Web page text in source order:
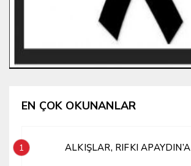
EN ÇOK OKUNANLAR
1 ALKIŞLAR, RIFKI APAYDIN’A